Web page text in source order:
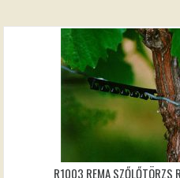
R1003 REMA SZŐLŐTÖRZS